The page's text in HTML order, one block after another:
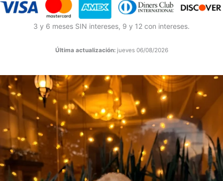
3 y 6 meses SIN intereses, 9 y 12 con intereses.
Última actualización:jueves 06/08/2026